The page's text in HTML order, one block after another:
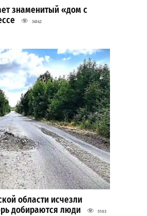
знаменитый «дом с
34142
области исчезли
добираются люди
5103